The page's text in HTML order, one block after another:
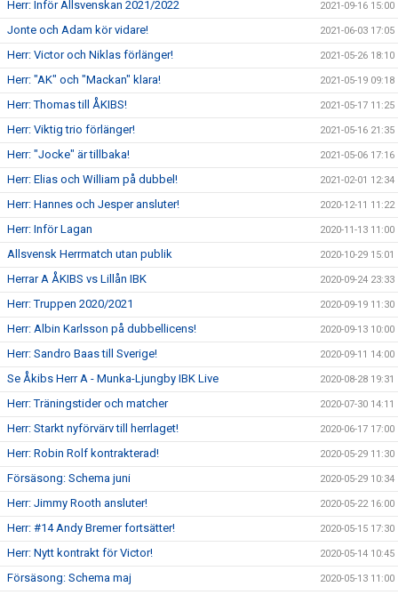
Herr: Inför Allsvenskan 2021/2022 2021-09-16 15:00
Jonte och Adam kör vidare! 2021-06-03 17:05
Herr: Victor och Niklas förlänger! 2021-05-26 18:10
Herr: "AK" och "Mackan" klara! 2021-05-19 09:18
Herr: Thomas till ÅKIBS! 2021-05-17 11:25
Herr: Viktig trio förlänger! 2021-05-16 21:35
Herr: "Jocke" är tillbaka! 2021-05-06 17:16
Herr: Elias och William på dubbel! 2021-02-01 12:34
Herr: Hannes och Jesper ansluter! 2020-12-11 11:22
Herr: Inför Lagan 2020-11-13 11:00
Allsvensk Herrmatch utan publik 2020-10-29 15:01
Herrar A ÅKIBS vs Lillån IBK 2020-09-24 23:33
Herr: Truppen 2020/2021 2020-09-19 11:30
Herr: Albin Karlsson på dubbellicens! 2020-09-13 10:00
Herr: Sandro Baas till Sverige! 2020-09-11 14:00
Se Åkibs Herr A - Munka-Ljungby IBK Live 2020-08-28 19:31
Herr: Träningstider och matcher 2020-07-30 14:11
Herr: Starkt nyförvärv till herrlaget! 2020-06-17 17:00
Herr: Robin Rolf kontrakterad! 2020-05-29 11:30
Försäsong: Schema juni 2020-05-29 10:34
Herr: Jimmy Rooth ansluter! 2020-05-22 16:00
Herr: #14 Andy Bremer fortsätter! 2020-05-15 17:30
Herr: Nytt kontrakt för Victor! 2020-05-14 10:45
Försäsong: Schema maj 2020-05-13 11:00